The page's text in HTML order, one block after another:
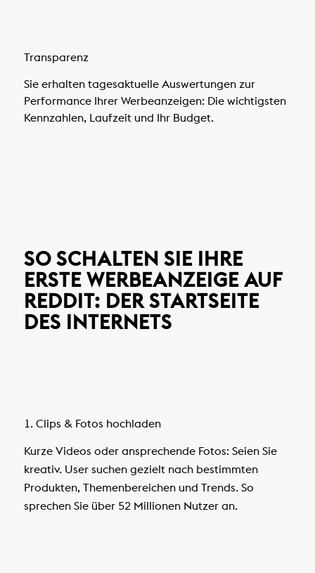
Transparenz
Sie erhalten tagesaktuelle Auswertungen zur
Performance Ihrer Werbeanzeigen: Die wichtigsten
Kennzahlen, Laufzeit und Ihr Budget.
SO SCHALTEN SIE IHRE
ERSTE WERBEANZEIGE AUF
REDDIT: DER STARTSEITE
DES INTERNETS
1. Clips & Fotos hochladen
Kurze Videos oder ansprechende Fotos: Seien Sie
kreativ. User suchen gezielt nach bestimmten
Produkten, Themenbereichen und Trends. So
sprechen Sie über 52 Millionen Nutzer an.